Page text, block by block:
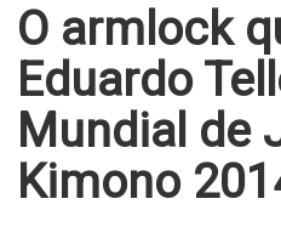
O armlock
Eduardo
Mundial de
Kimono